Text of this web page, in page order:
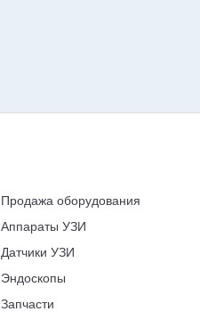
Продажа оборудования
Аппараты УЗИ
Датчики УЗИ
Эндоскопы
Запчасти